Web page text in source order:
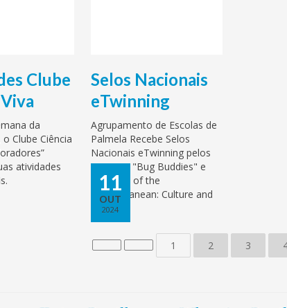
Clube
da
Clube Ciência
atividades
11
OUT
2024
Selos Nacionais
eTwinning
Agrupamento de Escolas de
Palmela Recebe Selos
Nacionais eTwinning pelos
Projetos "Bug Buddies" e
"Aspects of the
Mediterranean: Culture and
Trad...
1 2 3